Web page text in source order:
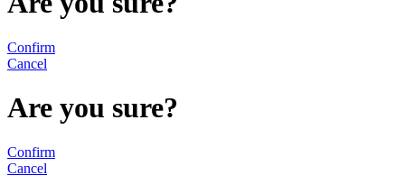
Confirm
Cancel
Are you sure?
Confirm
Cancel